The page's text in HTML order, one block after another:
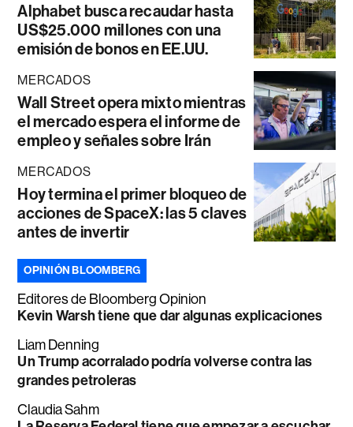
Alphabet busca recaudar hasta
US$25.000 millones con una
emisión de bonos en EE.UU.
MERCADOS
Wall Street opera mixto mientras
el mercado espera el informe de
empleo y señales sobre Irán
MERCADOS
Hoy termina el primer bloqueo de
acciones de SpaceX: las 5 claves
antes de invertir
OPINIÓN BLOOMBERG
Editores de Bloomberg Opinion
Kevin Warsh tiene que dar algunas explicaciones
Liam Denning
Un Trump acorralado podría volverse contra las
grandes petroleras
Claudia Sahm